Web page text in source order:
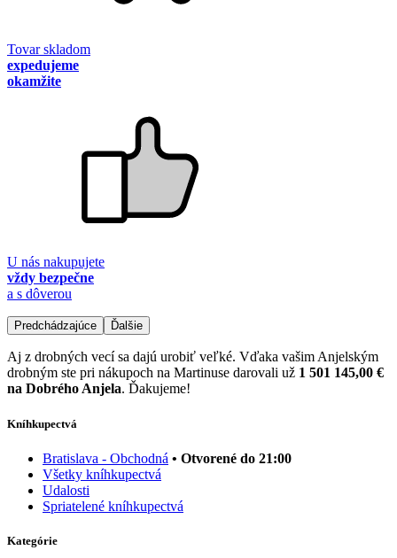
Tovar skladom
expedujeme
okamžite
U nás nakupujete
vždy bezpečne
a s dôverou
Predchádzajúce Ďalšie
Aj z drobných vecí sa dajú urobiť veľké. Vďaka vašim Anjelským
drobným ste pri nákupoch na Martinuse darovali už 1 501 145,00 €
na Dobrého Anjela. Ďakujeme!
Kníhkupectvá
Bratislava - Obchodná • Otvorené do 21:00
Všetky kníhkupectvá
Udalosti
Spriatelené kníhkupectvá
Kategórie